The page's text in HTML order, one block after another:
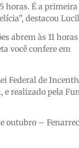
horas. É a primeira
destacou
abrem às 11
você confere em
Federal de
realizado pela
outubro –